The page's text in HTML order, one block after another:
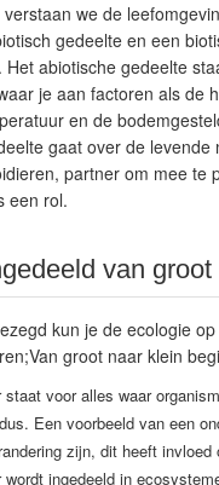
we de
gedeelte en een
Het abiotische gedeelte
je aan factoren als de
en de
gaat over de levende
partner om mee te
een rol.
van groot
kun je de ecologie
groot naar klein
staat voor alles waar
Een voorbeeld van een
zijn, dit heeft invloed
wordt ingedeeld in